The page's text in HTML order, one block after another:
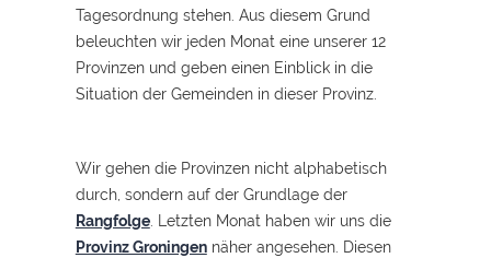
Tagesordnung stehen. Aus diesem Grund
beleuchten wir jeden Monat eine unserer 12
Provinzen und geben einen Einblick in die
Situation der Gemeinden in dieser Provinz.
Wir gehen die Provinzen nicht alphabetisch
durch, sondern auf der Grundlage der
Rangfolge. Letzten Monat haben wir uns die
Provinz Groningennäher angesehen. Diesen